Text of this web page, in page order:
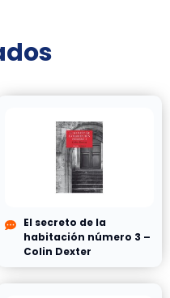
El secreto de la
habitación número 3 –
Colin Dexter